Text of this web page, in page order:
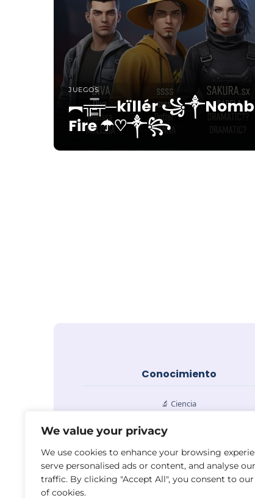
We value your privacy
We use cookies to enhance your browsing
serve personalised ads or content, and analyse our
traffic. By clicking "Accept All", you consent to our
of cookies.
JUEGOS
︻╦̵̵͇̿̿̿̿╤─kïllér
Fire ☂♡༒꧂
Conocimiento
🔬 Ciencia
📚 Educación